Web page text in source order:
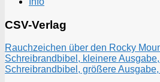
CSV-Verlag
Rauchzeichen über den Rocky
Schreibrandbibel, kleinere
Schreibrandbibel, größere